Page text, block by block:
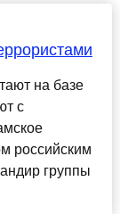
на базe
с
российским
группы